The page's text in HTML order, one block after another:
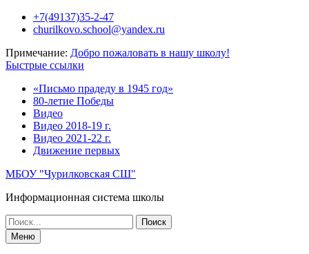
Перейти+7(49137)35-2-47
churilkovo.school@yandex.ru
Примечание: Добро пожаловать в нашу школу!
Быстрые ссылки
«Письмо прадеду в 1945 год»
80-летие Победы
Видео
Видео 2018-19 г.
Видео 2021-22 г.
Движение первых
МБОУ "Чурилковская СШ"
Информационная система школы
Поиск
по:Меню